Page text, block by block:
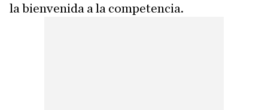
la bienvenida a la competencia.